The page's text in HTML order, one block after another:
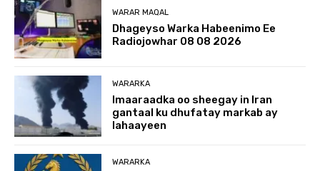
WARAR MAQAL
Dhageyso Warka Habeenimo Ee
Radiojowhar 08 08 2026
WARARKA
Imaaraadka oo sheegay in Iran
gantaal ku dhufatay markab ay
lahaayeen
WARARKA